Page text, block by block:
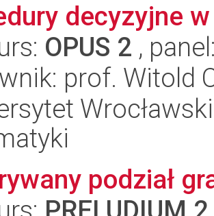
decyzyjne
OPUS 2 ,
prof. Witold
podział